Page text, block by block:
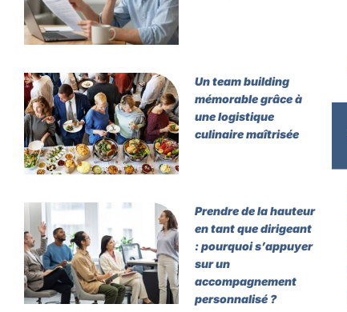
Un team building
mémorable grâce à
une logistique
culinaire maîtrisée
Prendre de la hauteur
en tant que dirigeant
: pourquoi s’appuyer
sur un
accompagnement
personnalisé ?